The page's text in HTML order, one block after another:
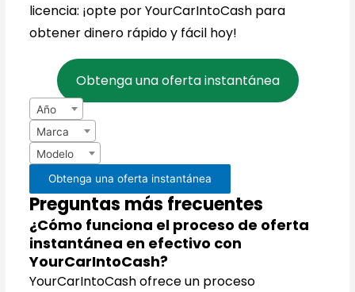
licencia: ¡opte por YourCarIntoCash para
obtener dinero rápido y fácil hoy!
Obtenga una oferta instantánea
Año
Marca
Modelo
Obtenga una oferta instantánea
Preguntas más frecuentes
¿Cómo funciona el proceso de oferta
instantánea en efectivo con
YourCarIntoCash?
YourCarIntoCash ofrece un proceso